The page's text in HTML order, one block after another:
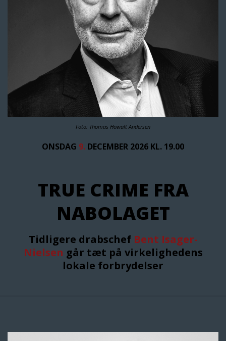
Foto: Thomas Howalt Andersen
ONSDAG 9. DECEMBER 2026 KL. 19.00
TRUE CRIME FRA
NABOLAGET
Tidligere drabschef Bent Isager-
Nielsen går tæt på virkelighedens
lokale forbrydelser